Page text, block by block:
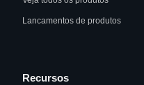
Lancamentos de produtos
Recursos